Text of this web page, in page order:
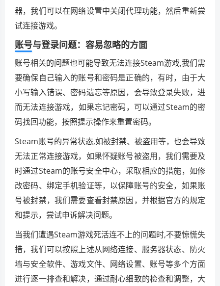
器，我们可以在网络设置中关闭代理功能，然后重新尝
试连接游戏。
账号与登录问题：容易忽略的方面
账号相关的问题也可能导致无法连接Steam游戏,我们需
要确保自己输入的账号和密码是正确的，有时，由于大
小写输入错误、密码遗忘等原因，会导致登录失败，进
而无法连接游戏，如果忘记密码，可以通过Steam的密
码找回功能，按照提示操作来重置密码。
Steam账号的异常状态,如被封禁、被盗用等，也会导致
无法正常连接游戏，如果怀疑账号被盗用，我们需要及
时通过Steam的账号安全中心，采取相应的措施，如修
改密码、绑定手机验证等，以保障账号的安全，如果账
号被封禁，我们需要查看封禁原因，并根据官方的规定
和提示，尝试申诉解决问题。
当我们遭遇Steam游戏死活连不上的问题时,不要惊慌失
措，我们可以按照上述从网络连接、服务器状态、防火
墙与安全软件、游戏文件、网络设置、账号等多个方面
进行逐一排查和解决，通过耐心细致的检查和调整，大